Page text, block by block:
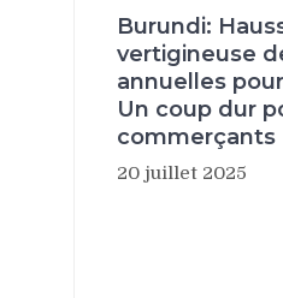
Burundi:
vertigineuse
annuelles
Un coup dur
commerçants
20 juillet 2025